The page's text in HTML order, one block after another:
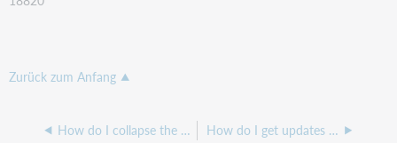
Zurück zum Anfang
How do I collapse the comments box in WebDewey? How do I get updates to the DDC23 and Abridged 15?